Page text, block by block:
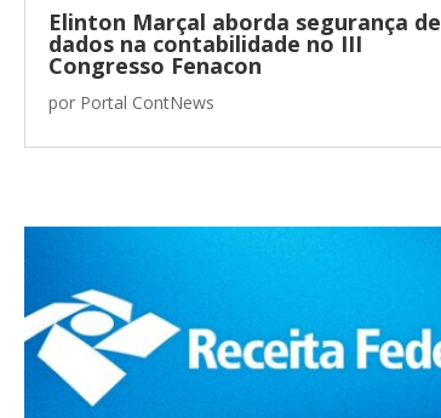
Elinton Marçal aborda segurança de
dados na contabilidade no III
Congresso Fenacon
por Portal ContNews